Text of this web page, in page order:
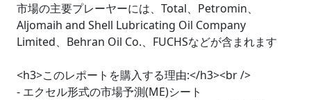
市場の主要プレーヤーには、Total、Petromin、
Aljomaih and Shell Lubricating Oil Company
Limited、Behran Oil Co.、FUCHSなどが含まれます
<h3>このレポートを購入する理由:</h3><br />
- エクセル形式の市場予測(ME)シート